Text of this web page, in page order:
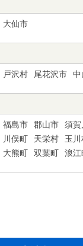
大仙市
戸沢村 尾花沢市 中
福島市 郡山市 須賀
川俣町
天栄村 玉川
大熊町
双葉町 浪江